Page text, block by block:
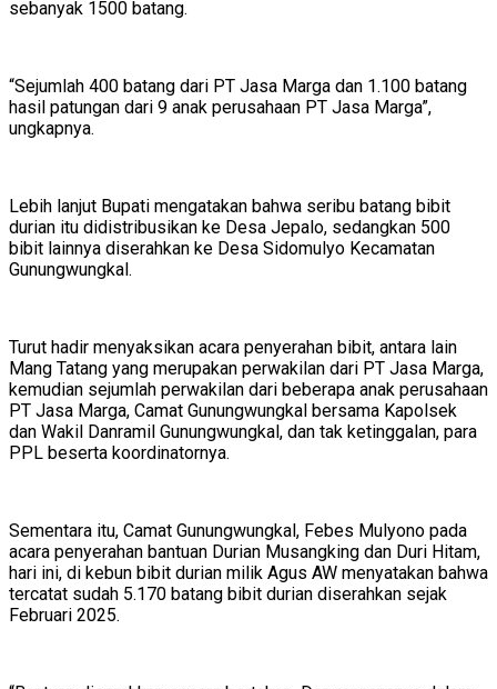
sebanyak 1500 batang.
“Sejumlah 400 batang dari PT Jasa Marga dan 1.100 batang
hasil patungan dari 9 anak perusahaan PT Jasa Marga”,
ungkapnya.
Lebih lanjut Bupati mengatakan bahwa seribu batang bibit
durian itu didistribusikan ke Desa Jepalo, sedangkan 500
bibit lainnya diserahkan ke Desa Sidomulyo Kecamatan
Gunungwungkal.
Turut hadir menyaksikan acara penyerahan bibit, antara lain
Mang Tatang yang merupakan perwakilan dari PT Jasa Marga,
kemudian sejumlah perwakilan dari beberapa anak perusahaan
PT Jasa Marga, Camat Gunungwungkal bersama Kapolsek
dan Wakil Danramil Gunungwungkal, dan tak ketinggalan, para
PPL beserta koordinatornya.
Sementara itu, Camat Gunungwungkal, Febes Mulyono pada
acara penyerahan bantuan Durian Musangking dan Duri Hitam,
hari ini, di kebun bibit durian milik Agus AW menyatakan bahwa
tercatat sudah 5.170 batang bibit durian diserahkan sejak
Februari 2025.